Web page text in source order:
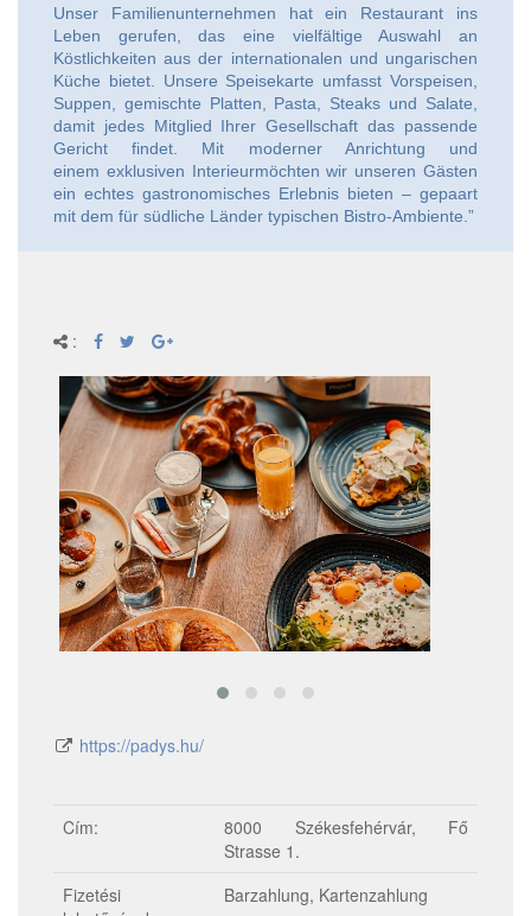
Unser Familienunternehmen hat ein Restaurant ins
Leben gerufen, das eine vielfältige Auswahl an
Köstlichkeiten aus der internationalen und ungarischen
Küche bietet. Unsere Speisekarte umfasst Vorspeisen,
Suppen, gemischte Platten, Pasta, Steaks und Salate,
damit jedes Mitglied Ihrer Gesellschaft das passende
Gericht findet. Mit moderner Anrichtung und
einem exklusiven Interieurmöchten wir unseren Gästen
ein echtes gastronomisches Erlebnis bieten – gepaart
mit dem für südliche Länder typischen Bistro-Ambiente.”
:
https://padys.hu/
Cím:
8000 Székesfehérvár, Fő
Strasse 1.
Fizetési
Barzahlung, Kartenzahlung